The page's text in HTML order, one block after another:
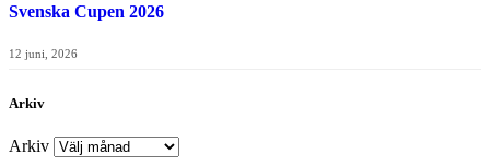
Svenska Cupen 2026
12 juni, 2026
Arkiv
Arkiv